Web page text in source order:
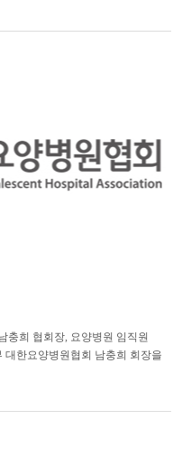
충희 협회장, 요양병원 임직원
대한요양병원협회 남충희 회장을